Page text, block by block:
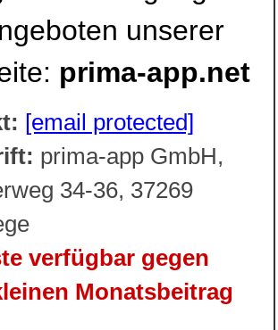
unserer
prima-app.net
[email protected]
prima-app GmbH,
34-36, 37269
verfügbar gegen
Monatsbeitrag